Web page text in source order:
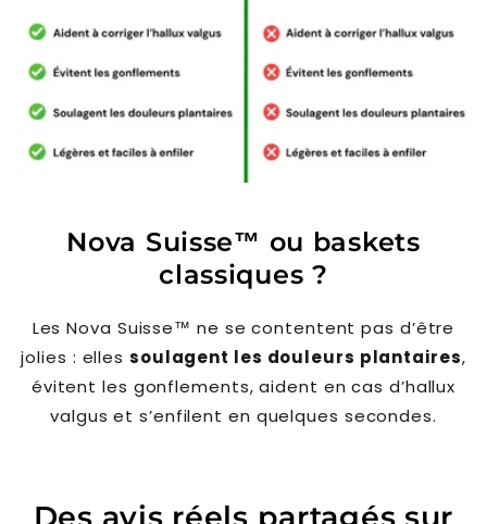
Nova Suisse™ ou baskets
classiques ?
Les Nova Suisse™ ne se contentent pas d’être
jolies : elles soulagent les douleurs plantaires,
évitent les gonflements, aident en cas d’hallux
valgus et s’enfilent en quelques secondes.